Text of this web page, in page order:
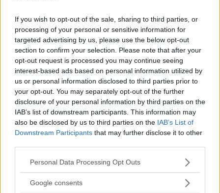
If you wish to opt-out of the sale, sharing to third parties, or
processing of your personal or sensitive information for
targeted advertising by us, please use the below opt-out
section to confirm your selection. Please note that after your
opt-out request is processed you may continue seeing
interest-based ads based on personal information utilized by
us or personal information disclosed to third parties prior to
your opt-out. You may separately opt-out of the further
disclosure of your personal information by third parties on the
IAB’s list of downstream participants. This information may
also be disclosed by us to third parties on the IAB’s List of
Downstream Participants that may further disclose it to other
Please note that this website/app uses one or more Google
not limited to your visit or usage behaviour. You may click to
Personal Data Processing Opt Outs
Google consents
Vilken teknik som i sådana fall kan bli aktuell är i dagsläget
oklart.
Diskutera:Vilken F1-teknik skulle göra sig bra i mer
vardagliga bilar?